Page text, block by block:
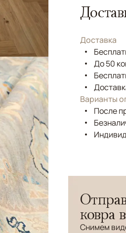
Доставка
До 50
Варианты
После
ковра
Снимем